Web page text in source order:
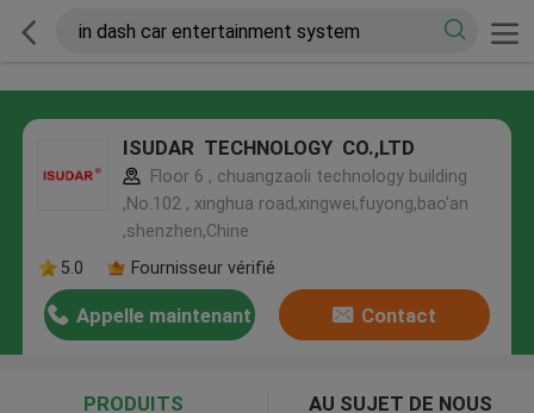
ISUDAR TECHNOLOGY CO.,LTD
Floor 6 , chuangzaoli technology building
,No.102 , xinghua road,xingwei,fuyong,bao'an
,shenzhen,Chine
5.0
Fournisseur vérifié
Appelle maintenant Contact
PRODUITS AU SUJET DE NOUS